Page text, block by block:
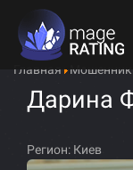
Главная
Дарина
Регион: Киев